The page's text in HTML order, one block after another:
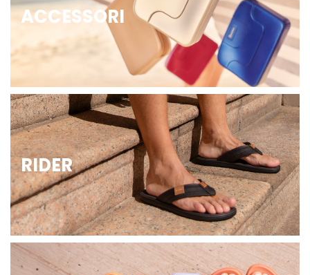
ACCESSORI
RIDER